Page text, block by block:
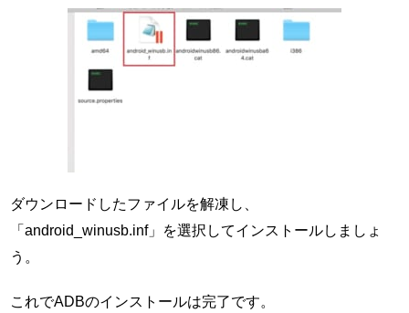
ダウンロードしたファイルを解凍し、
「android_winusb.inf」を選択してインストールしましょ
う。
これでADBのインストールは完了です。